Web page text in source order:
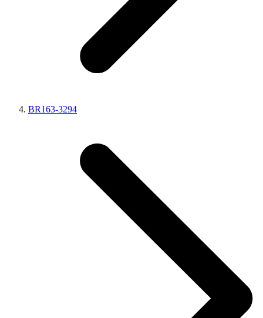
BR163-3294